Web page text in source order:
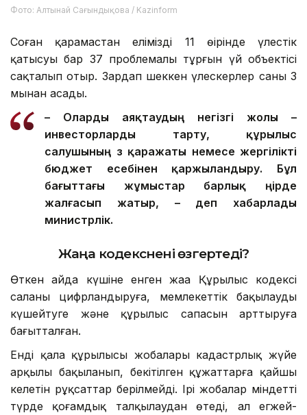
Фото: Алтынай Сағындықова / Kazinform
Соған қарамастан еліміздің 11 өңірінде үлестік
қатысуы бар 37 проблемалы тұрғын үй объектісі
сақталып отыр. Зардап шеккен үлескерлер саны 3
мыңнан асады.
– Оларды аяқтаудың негізгі жолы –
инвесторларды тарту, құрылыс
салушының өз қаражаты немесе жергілікті
бюджет есебінен қаржыландыру. Бұл
бағыттағы жұмыстар барлық өңірде
жалғасып жатыр, – деп хабарлады
министрлік.
Жаңа кодекснені өзгертеді?
Өткен айда күшіне енген жаңа Құрылыс кодексі
саланы цифрландыруға, мемлекеттік бақылауды
күшейтуге және құрылыс сапасын арттыруға
бағытталған.
Енді қала құрылысы жобалары кадастрлық жүйе
арқылы бақыланып, бекітілген құжаттарға қайшы
келетін рұқсаттар берілмейді. Ірі жобалар міндетті
түрде қоғамдық талқылаудан өтеді, ал егжей-